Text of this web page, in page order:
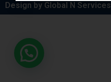
Design by Global N Services